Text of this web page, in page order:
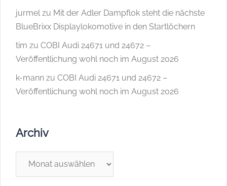
jurmelzu Mit der Adler Dampflok steht die nächste
BlueBrixx Displaylokomotive in den Startlöchern
tim zu COBI Audi 24671 und 24672 –
Veröffentlichung wohl noch im August 2026
k-mann zu COBI Audi 24671 und 24672 –
Veröffentlichung wohl noch im August 2026
Archiv